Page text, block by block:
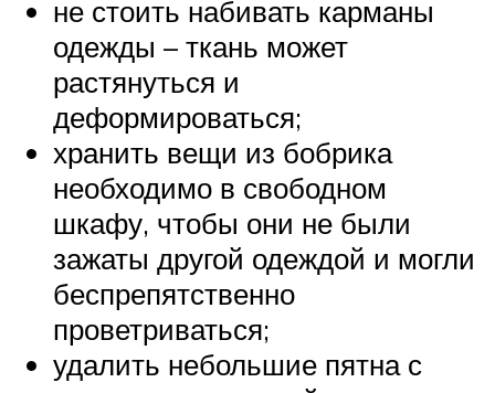
не стоить набивать карманы
одежды – ткань может
растянуться и
деформироваться;
хранить вещи из бобрика
необходимо в свободном
шкафу, чтобы они не были
зажаты другой одеждой и могли
беспрепятственно
проветриваться;
удалить небольшие пятна с